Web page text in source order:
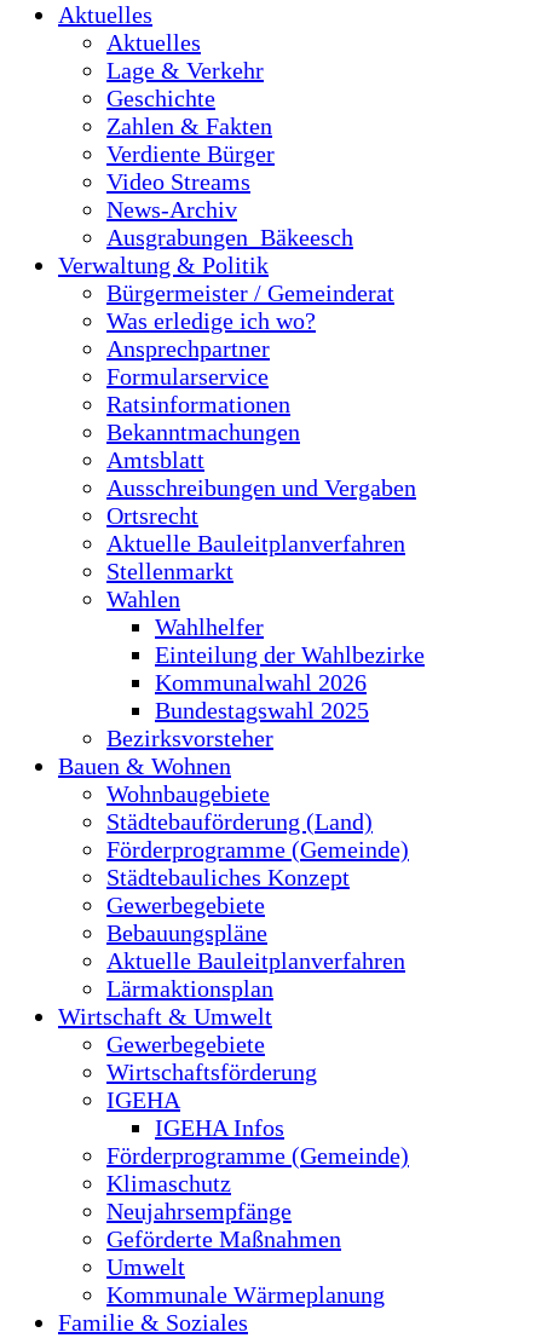
Aktuelles
Aktuelles
Lage & Verkehr
Geschichte
Zahlen & Fakten
Verdiente Bürger
Video Streams
News-Archiv
Ausgrabungen_Bäkeesch
Verwaltung & Politik
Bürgermeister / Gemeinderat
Was erledige ich wo?
Ansprechpartner
Formularservice
Ratsinformationen
Bekanntmachungen
Amtsblatt
Ausschreibungen und Vergaben
Ortsrecht
Aktuelle Bauleitplanverfahren
Stellenmarkt
Wahlen
Wahlhelfer
Einteilung der Wahlbezirke
Kommunalwahl 2026
Bundestagswahl 2025
Bezirksvorsteher
Bauen & Wohnen
Wohnbaugebiete
Städtebauförderung (Land)
Förderprogramme (Gemeinde)
Städtebauliches Konzept
Gewerbegebiete
Bebauungspläne
Aktuelle Bauleitplanverfahren
Lärmaktionsplan
Wirtschaft & Umwelt
Gewerbegebiete
Wirtschaftsförderung
IGEHA
IGEHA Infos
Förderprogramme (Gemeinde)
Klimaschutz
Neujahrsempfänge
Geförderte Maßnahmen
Umwelt
Kommunale Wärmeplanung
Familie & Soziales